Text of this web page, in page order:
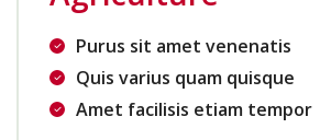
Purus sit amet venenatis
Quis varius quam quisque
Amet facilisis etiam tempor